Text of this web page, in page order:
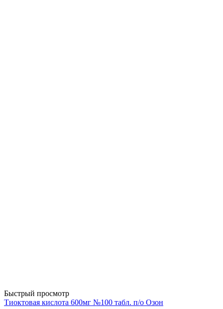
Быстрый просмотр
Тиоктовая кислота 600мг №100 табл. п/о Озон